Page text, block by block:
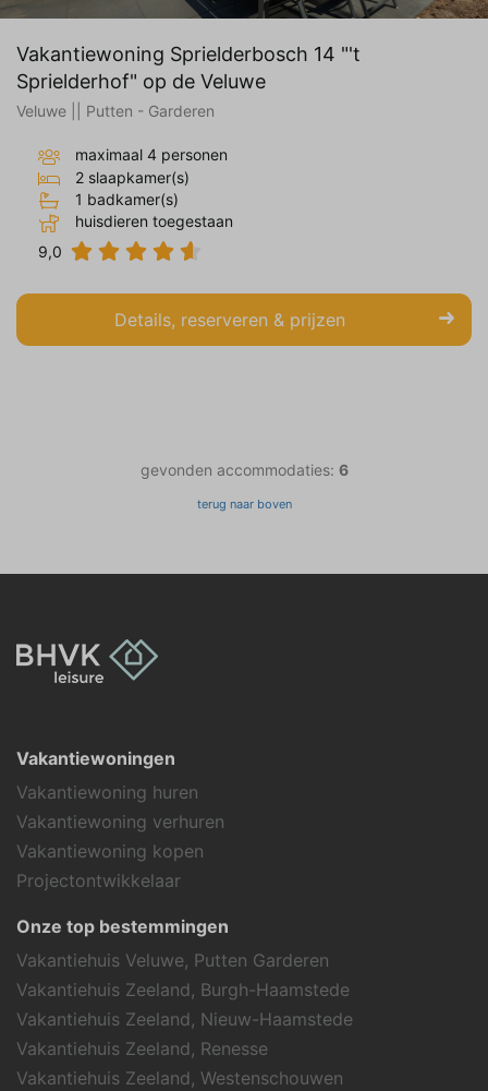
Vakantiewoning Sprielderbosch 14 "'t
Sprielderhof" op de Veluwe
Veluwe || Putten - Garderen
maximaal 4 personen
2 slaapkamer(s)
1 badkamer(s)
huisdieren toegestaan
9,0
Details, reserveren & prijzen
gevonden accommodaties: 6
terug naar boven
Vakantiewoningen
Vakantiewoning huren
Vakantiewoning verhuren
Vakantiewoning kopen
Projectontwikkelaar
Onze top bestemmingen
Vakantiehuis Veluwe, Putten Garderen
Vakantiehuis Zeeland, Burgh-Haamstede
Vakantiehuis Zeeland, Nieuw-Haamstede
Vakantiehuis Zeeland, Renesse
Vakantiehuis Zeeland, Westenschouwen